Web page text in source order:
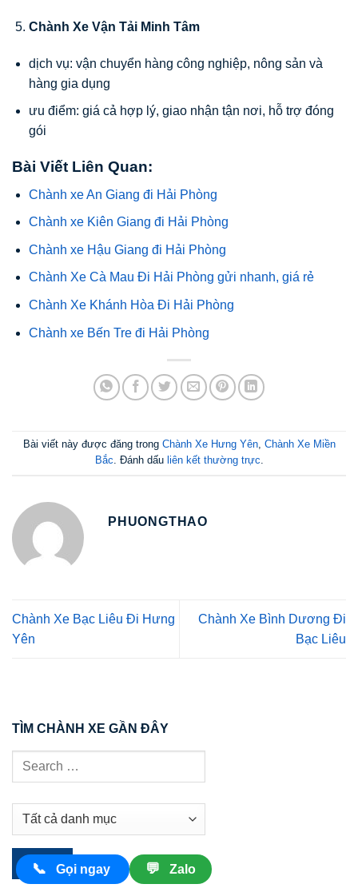
Chành Xe Vận Tải Minh Tâm
dịch vụ: vận chuyển hàng công nghiệp, nông sản và
hàng gia dụng
ưu điểm: giá cả hợp lý, giao nhận tận nơi, hỗ trợ đóng
gói
📞 Gọi ngay 💬 Zalo
Bài Viết Liên Quan:
Chành xe An Giang đi Hải Phòng
Chành xe Kiên Giang đi Hải Phòng
Chành xe Hậu Giang đi Hải Phòng
Chành Xe Cà Mau Đi Hải Phòng gửi nhanh, giá rẻ
Chành Xe Khánh Hòa Đi Hải Phòng
Chành xe Bến Tre đi Hải Phòng
Bài viết này được đăng trong Chành Xe Hưng Yên, Chành Xe Miền
Bắc. Đánh dấu liên kết thường trực.
PHUONGTHAO
Chành Xe Bạc Liêu Đi Hưng
Yên
Chành Xe Bình Dương Đi
Bạc Liêu
TÌM CHÀNH XE GẦN ĐÂY